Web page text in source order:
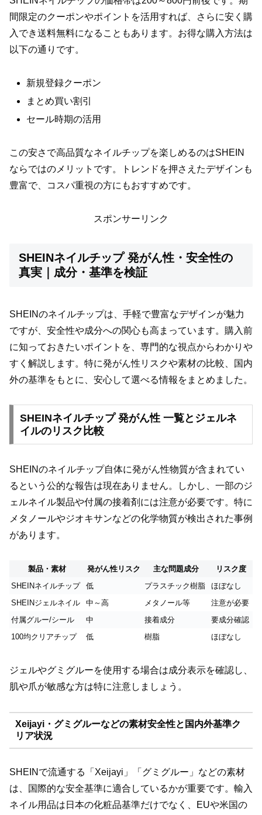
間限定のクーポンやポイントを活用すれば、さらに安く購
入でき送料無料になることもあります。お得な購入方法は
以下の通りです。
新規登録クーポン
まとめ買い割引
セール時期の活用
この安さで高品質なネイルチップを楽しめるのはSHEIN
ならではのメリットです。トレンドを押さえたデザインも
豊富で、コスパ重視の方にもおすすめです。
スポンサーリンク
SHEINネイルチップ 発がん性・安全性の
真実｜成分・基準を検証
SHEINのネイルチップは、手軽で豊富なデザインが魅力
ですが、安全性や成分への関心も高まっています。購入前
に知っておきたいポイントを、専門的な視点からわかりや
すく解説します。特に発がん性リスクや素材の比較、国内
外の基準をもとに、安心して選べる情報をまとめました。
SHEINネイルチップ 発がん性 一覧とジェルネ
イルのリスク比較
SHEINのネイルチップ自体に発がん性物質が含まれてい
るという公的な報告は現在ありません。しかし、一部のジ
ェルネイル製品や付属の接着剤には注意が必要です。特に
メタノールやジオキサンなどの化学物質が検出された事例
があります。
製品・素材 発がん性リスク 主な問題成分
リスク度
SHEINネイルチップ
低 プラスチック樹脂
ほぼなし
SHEINジェルネイル
中～高 メタノール等
注意が必要
付属グルー/シール
中 接着成分
要成分確認
100均クリアチップ
低 樹脂 ほぼなし
ジェルやグミグルーを使用する場合は成分表示を確認し、
肌や爪が敏感な方は特に注意しましょう。
Xeijayi・グミグルーなどの素材安全性と国内外基準ク
リア状況
SHEINで流通する「Xeijayi」「グミグルー」などの素材
は、国際的な安全基準に適合しているかが重要です。輸入
ネイル用品は日本の化粧品基準だけでなく、EUや米国の